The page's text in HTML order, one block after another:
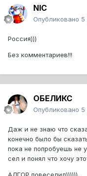
NIC
Опубликовано 5
Россия)))
Без комментариев!!!
ОБЕЛИКС
Опубликовано 5
Даж и не знаю что
конечно было бы
пока не попробуешь не
сел и понял что хочу